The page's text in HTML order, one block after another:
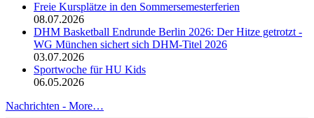
Freie Kursplätze in den Sommersemesterferien
08.07.2026
DHM Basketball Endrunde Berlin 2026: Der Hitze getrotzt -
WG München sichert sich DHM-Titel 2026
03.07.2026
Sportwoche für HU Kids
06.05.2026
Nachrichten - More…